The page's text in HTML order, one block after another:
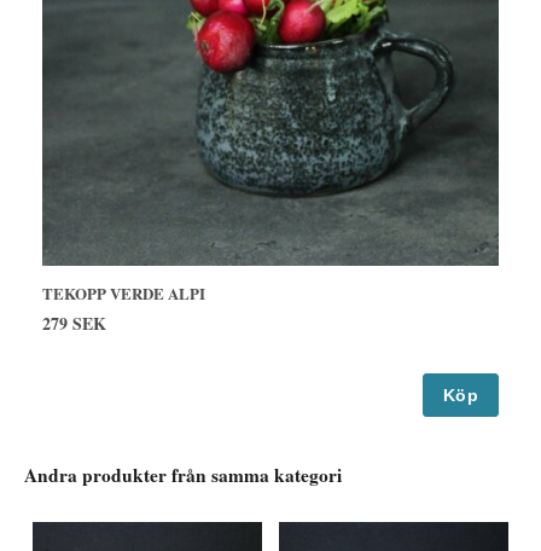
TEKOPP VERDE ALPI
279 SEK
Köp
Andra produkter från samma kategori